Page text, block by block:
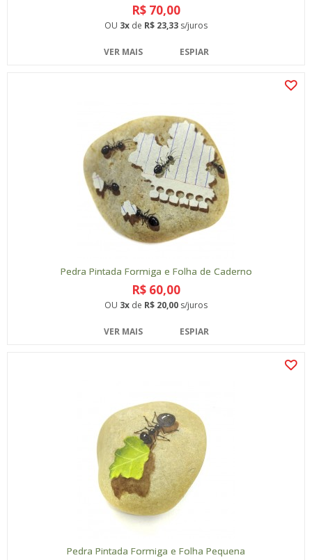
R$ 70,00
OU 3x de R$ 23,33 s/juros
VER MAIS ESPIAR
Pedra Pintada Formiga e Folha de Caderno
R$ 60,00
OU 3x de R$ 20,00 s/juros
VER MAIS ESPIAR
Pedra Pintada Formiga e Folha Pequena